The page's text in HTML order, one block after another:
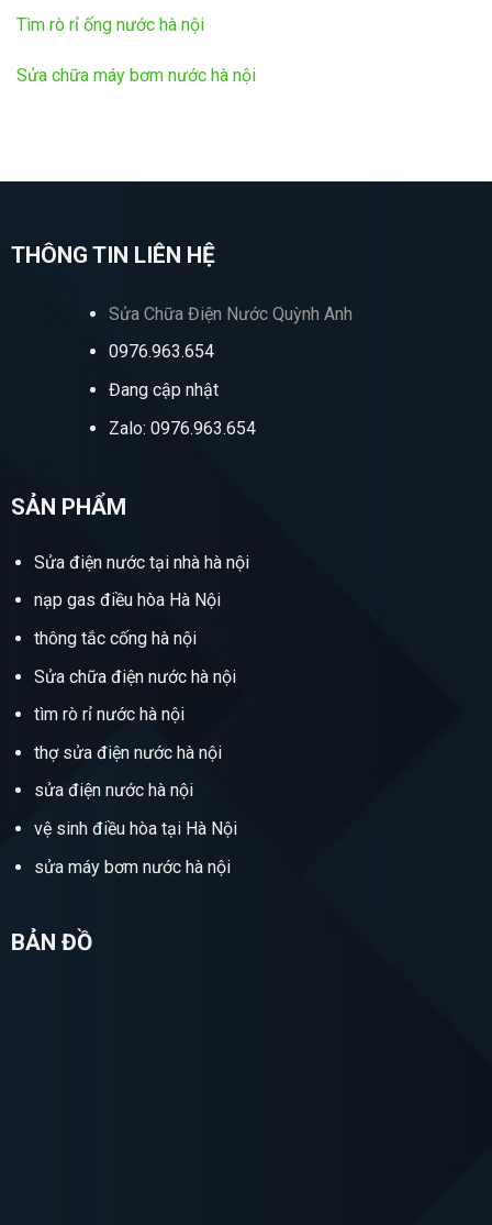
Tìm rò rỉ ống nước hà nội
Sửa chữa máy bơm nước hà nội
THÔNG TIN LIÊN HỆ
Sửa Chữa Điện Nước Quỳnh Anh
0976.963.654
Đang cập nhật
Zalo: 0976.963.654
SẢN PHẨM
Sửa điện nước tại nhà hà nội
nạp gas điều hòa Hà Nội
thông tắc cống hà nội
Sửa chữa điện nước hà nội
tìm rò rỉ nước hà nội
thợ sửa điện nước hà nội
sửa điện nước hà nội
vệ sinh điều hòa tại Hà Nội
sửa máy bơm nước hà nội
BẢN ĐỒ